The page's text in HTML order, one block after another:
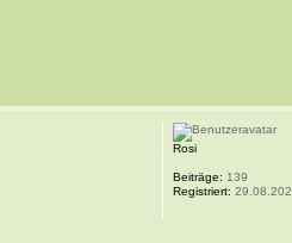
Rosi
Beiträge: 139
Registriert: